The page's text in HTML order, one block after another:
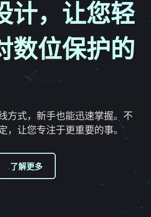
计，让您轻
数位保护的
方式，新手也能迅速掌握。不
，让您专注于更重要的事。
了解更多